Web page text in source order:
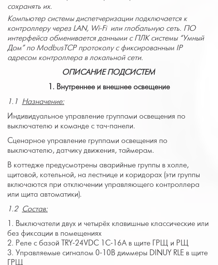
сохранять их.
Компьютер системы диспетчеризации подключается к
контроллеру через LAN, Wi-Fi или глобальную сеть. ПО
интерфейса обменивается данными с ПЛК системы “Умный
Дом” по ModbusTCPпротоколу с фиксированным IP
адресом контроллера в локальной сети.
ОПИСАНИЕ ПОДСИСТЕМ
1. Внутреннее и внешнее освещение
1.1 Назначение:
Индивидуальное управление группами освещения по
выключателю и команде с тач-панели.
Сценарное управление группами освещения по
выключателю, датчику движения, таймерам.
В коттедже предусмотрены аварийные группы в холле,
щитовой, котельной, на лестнице и коридорах (эти группы
включаются при отключении управляющего контроллера
или щита автоматики).
1.2 Состав:
Выключатели двух и четырёх клавишные классические или
без фиксации в помещениях
Реле с базой TRY-24VDC 1C-16A в щите ГРЩ и РЩ
Управляемые сигналом 0-10В диммеры DINUY RLE в щите
ГРЩ